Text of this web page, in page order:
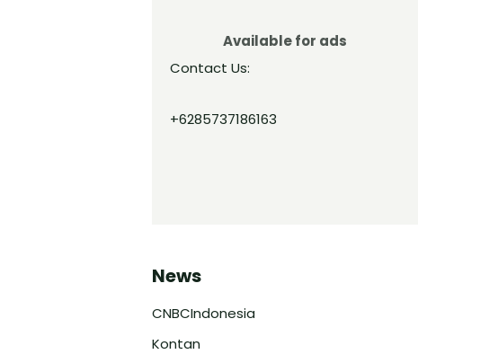
Available for ads
Contact Us:
+6285737186163
News
CNBCIndonesia
Kontan